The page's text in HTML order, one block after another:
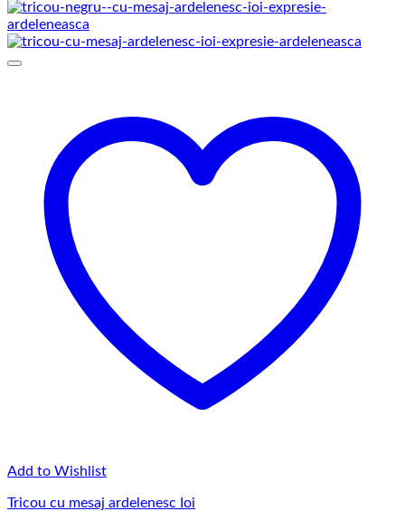
de
129,00 lei
Add to Wishlist
Tricou cu mesaj ardelenesc Ioi